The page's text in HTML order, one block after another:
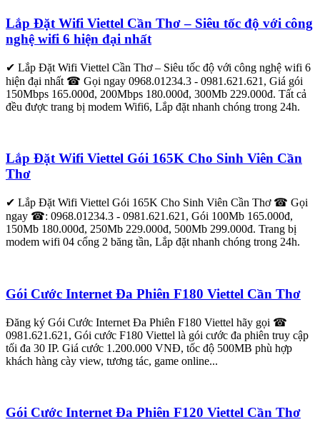
Lắp Đặt Wifi Viettel Cần Thơ – Siêu tốc độ với công
nghệ wifi 6 hiện đại nhất
✔ Lắp Đặt Wifi Viettel Cần Thơ – Siêu tốc độ với công nghệ wifi 6
hiện đại nhất ☎ Gọi ngay 0968.01234.3 - 0981.621.621, Giá gói
150Mbps 165.000đ, 200Mbps 180.000đ, 300Mb 229.000đ. Tất cả
đều được trang bị modem Wifi6, Lắp đặt nhanh chóng trong 24h.
Lắp Đặt Wifi Viettel Gói 165K Cho Sinh Viên Cần
Thơ
✔ Lắp Đặt Wifi Viettel Gói 165K Cho Sinh Viên Cần Thơ ☎ Gọi
ngay ☎: 0968.01234.3 - 0981.621.621, Gói 100Mb 165.000đ,
150Mb 180.000đ, 250Mb 229.000đ, 500Mb 299.000đ. Trang bị
modem wifi 04 cổng 2 băng tần, Lắp đặt nhanh chóng trong 24h.
Gói Cước Internet Đa Phiên F180 Viettel Cần Thơ
Đăng ký Gói Cước Internet Đa Phiên F180 Viettel hãy gọi ☎
0981.621.621, Gói cước F180 Viettel là gói cước đa phiên truy cập
tối đa 30 IP. Giá cước 1.200.000 VNĐ, tốc độ 500MB phù hợp
khách hàng cày view, tương tác, game online...
Gói Cước Internet Đa Phiên F120 Viettel Cần Thơ